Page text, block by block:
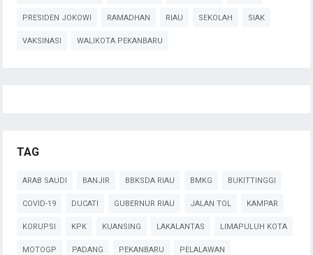
PRESIDEN JOKOWI RAMADHAN RIAU SEKOLAH SIAK
VAKSINASI WALIKOTA PEKANBARU
TAG
ARAB SAUDI BANJIR BBKSDA RIAU BMKG BUKITTINGGI
COVID-19 DUCATI GUBERNUR RIAU JALAN TOL KAMPAR
KORUPSI KPK KUANSING LAKALANTAS LIMAPULUH KOTA
MOTOGP PADANG PEKANBARU PELALAWAN